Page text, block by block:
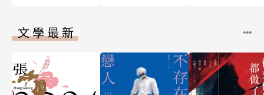
文學最新